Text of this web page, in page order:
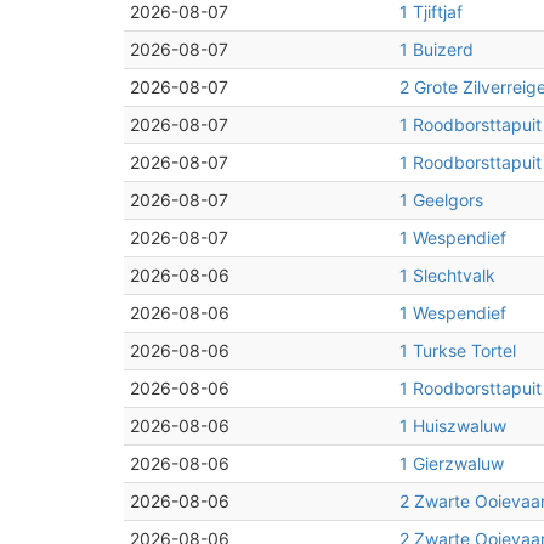
2026-08-07
1 Tjiftjaf
2026-08-07
1 Buizerd
2026-08-07
2 Grote
2026-08-07
1 Roodborsttapuit
2026-08-07
1 Roodborsttapuit
2026-08-07
1 Geelgors
2026-08-07
1 Wespendief
2026-08-06
1 Slechtvalk
2026-08-06
1 Wespendief
2026-08-06
1 Turkse Tortel
2026-08-06
1 Roodborsttapuit
2026-08-06
1 Huiszwaluw
2026-08-06
1 Gierzwaluw
2026-08-06
2 Zwarte
2026-08-06
2 Zwarte